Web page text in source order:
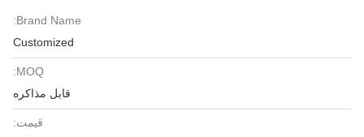
Brand Name:
Customized
MOQ:
قابل مذاکره
قیمت: